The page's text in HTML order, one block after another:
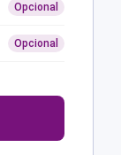
Opcional
Opcional